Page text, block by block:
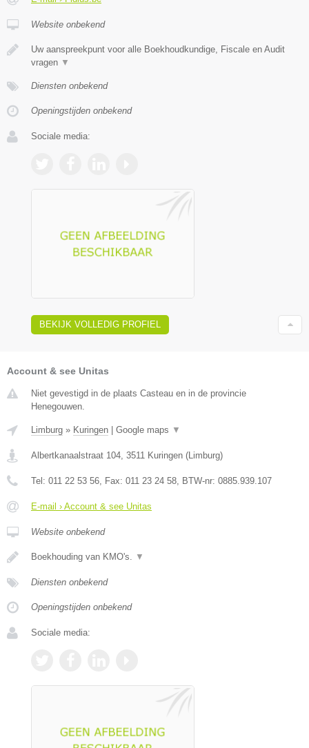
Website onbekend
Uw aanspreekpunt voor alle Boekhoudkundige, Fiscale en Audit
vragen ▼
Diensten onbekend
Openingstijden onbekend
Sociale media:
BEKIJK VOLLEDIG PROFIEL
Account & see Unitas
Niet gevestigd in de plaats Casteau en in de provincie
Henegouwen.
Limburg » Kuringen Google maps ▼
Albertkanaalstraat 104 3511 Kuringen ( Limburg)
Tel: 011 22 53 56 , Fax: 011 23 24 58 , BTW-nr: 0885.939.107
E-mail › Account & see Unitas
Website onbekend
Boekhouding van KMO's. ▼
Diensten onbekend
Openingstijden onbekend
Sociale media: